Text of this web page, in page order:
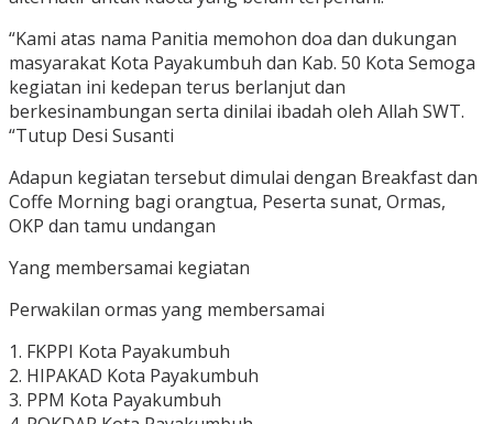
“Kami atas nama Panitia memohon doa dan dukungan
masyarakat Kota Payakumbuh dan Kab. 50 Kota Semoga
kegiatan ini kedepan terus berlanjut dan
berkesinambungan serta dinilai ibadah oleh Allah SWT.
“Tutup Desi Susanti
Adapun kegiatan tersebut dimulai dengan Breakfast dan
Coffe Morning bagi orangtua, Peserta sunat, Ormas,
OKP dan tamu undangan
Yang membersamai kegiatan
Perwakilan ormas yang membersamai
1. FKPPI Kota Payakumbuh
2. HIPAKAD Kota Payakumbuh
3. PPM Kota Payakumbuh